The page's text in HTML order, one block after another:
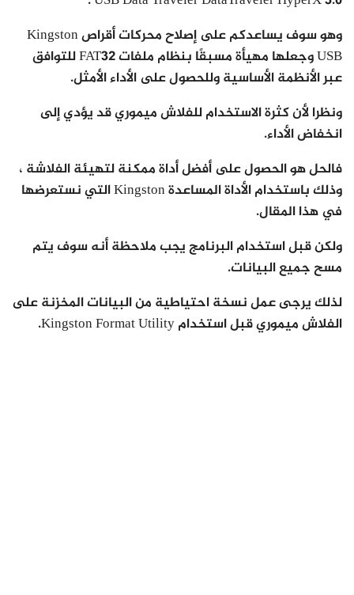
وهو سوف يساعدكم على إصلاح محركات أقراص Kingston
USB وجعلها مهيأة مسبقًا بنظام ملفات FAT32 للتوافق
عبر الأنظمة الأساسية وللحصول على الأداء الأمثل.
ونظرا لأن كثرة الاستخدام للفلاش ميموري قد يؤدي إلى
انخفاض الأداء.
فالحل هو الحصول على أفضل أداة ممكنة لتهيئة الفلاشة ،
وذلك باستخدام الأداة المساعدة Kingston التي نستعرضها
في هذا المقال.
ولكن قبل استخدام البرنامج يجب ملاحظة أنه سوف يتم
مسح جميع البيانات.
لذلك يرجى عمل نسخة احتياطية من البيانات المخزنة على
الفلاش ميموري قبل استخدام Kingston Format Utility.